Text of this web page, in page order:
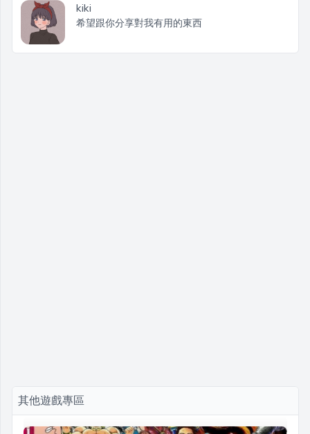
kiki
希望跟你分享對我有用的東西
其他遊戲專區